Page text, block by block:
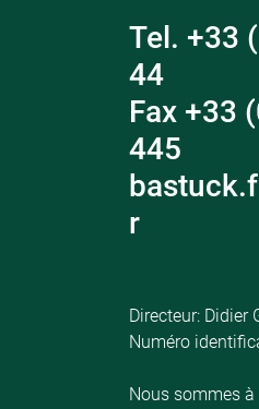
Tel. +33
44
Fax +33
445
r
Directeur: Didier
Numéro
Nous sommes